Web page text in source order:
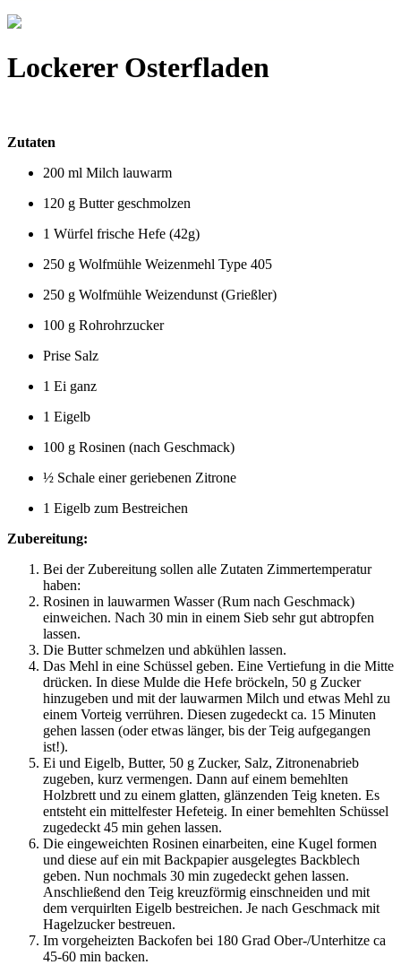
Lockerer Osterfladen
Zutaten
200 ml Milch lauwarm
120 g Butter geschmolzen
1 Würfel frische Hefe (42g)
250 g Wolfmühle Weizenmehl Type 405
250 g Wolfmühle Weizendunst (Grießler)
100 g Rohrohrzucker
Prise Salz
1 Ei ganz
1 Eigelb
100 g Rosinen (nach Geschmack)
½ Schale einer geriebenen Zitrone
1 Eigelb zum Bestreichen
Zubereitung:
Bei der Zubereitung sollen alle Zutaten Zimmertemperatur
haben:
Rosinen in lauwarmen Wasser (Rum nach Geschmack)
einweichen. Nach 30 min in einem Sieb sehr gut abtropfen
lassen.
Die Butter schmelzen und abkühlen lassen.
Das Mehl in eine Schüssel geben. Eine Vertiefung in die Mitte
drücken. In diese Mulde die Hefe bröckeln, 50 g Zucker
hinzugeben und mit der lauwarmen Milch und etwas Mehl zu
einem Vorteig verrühren. Diesen zugedeckt ca. 15 Minuten
gehen lassen (oder etwas länger, bis der Teig aufgegangen
ist!).
Ei und Eigelb, Butter, 50 g Zucker, Salz, Zitronenabrieb
zugeben, kurz vermengen. Dann auf einem bemehlten
Holzbrett und zu einem glatten, glänzenden Teig kneten. Es
entsteht ein mittelfester Hefeteig. In einer bemehlten Schüssel
zugedeckt 45 min gehen lassen.
Die eingeweichten Rosinen einarbeiten, eine Kugel formen
und diese auf ein mit Backpapier ausgelegtes Backblech
geben. Nun nochmals 30 min zugedeckt gehen lassen.
Anschließend den Teig kreuzförmig einschneiden und mit
dem verquirlten Eigelb bestreichen. Je nach Geschmack mit
Hagelzucker bestreuen.
Im vorgeheizten Backofen bei 180 Grad Ober-/Unterhitze ca
45-60 min backen.